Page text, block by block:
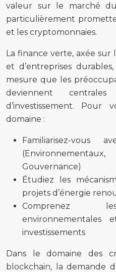
valeur sur le marché
particulièrement
et les cryptomonnaies.
La finance verte, axée
et d’entreprises
mesure que les
deviennent
d’investissement. Pour
domaine :
Familiarisez-vous
Gouvernance)
Étudiez les
projets d’énergie
Comprenez
investissements
Dans le domaine des
blockchain, la demande